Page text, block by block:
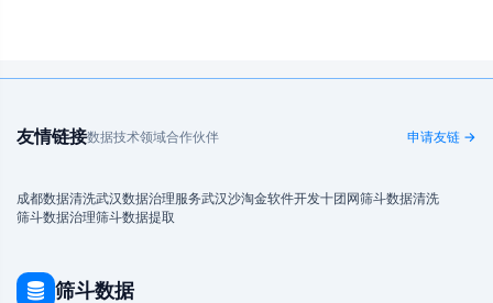
友情链接数据技术领域合作伙伴 申请友链 →
成都数据清洗武汉数据治理服务武汉沙淘金软件开发十团网筛斗数据清洗
筛斗数据治理筛斗数据提取
筛斗数据